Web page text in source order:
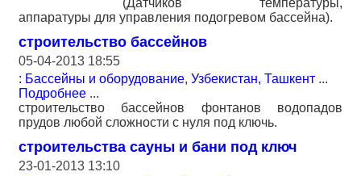
(Датчиков температуры,
аппаратуры для управления подогревом бассейна).
строительство бассейнов
05-04-2013 18:55
: Бассейны и оборудование, Узбекистан, Ташкент ...
Подробнее ...
строительство бассейнов фонтанов водопадов
прудов любой сложности с нуля под ключь.
строительства сауны и бани под ключ
23-01-2013 13:10